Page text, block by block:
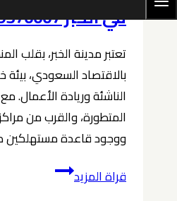
في الخبر 0539570007
تعتبر مدينة الخبر، بقلب
بالاقتصاد السعودي،
الناشئة وريادة الأعمال. مع
المتطورة، والقرب من
ووجود قاعدة مستهلكين
قراة المزيدمحامي